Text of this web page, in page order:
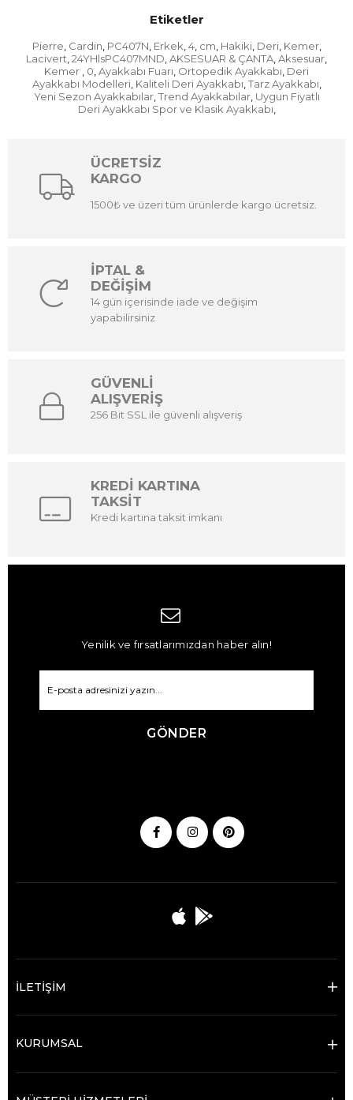
Etiketler
Pierre Cardin PC407N Erkek 4, cm Hakiki, Deri, Kemer,
Lacivert 24YHlsPC407MND AKSESUAR & ÇANTA Aksesuar
Kemer 0 Ayakkabı Fuarı Ortopedik Ayakkabı Deri
Ayakkabı Modelleri, Kaliteli Deri Ayakkabı Tarz Ayakkabı
Yeni Sezon Ayakkabılar, Trend Ayakkabılar, Uygun Fiyatlı
Deri Ayakkabı Spor ve Klasik Ayakkabı
ÜCRETSİZ
KARGO
1500₺ ve üzeri tüm ürünlerde kargo ücretsiz.
İPTAL &
DEĞİŞİM
14 gün içerisinde iade ve değişim
yapabilirsiniz
GÜVENLİ
ALIŞVERİŞ
256 Bit SSL ile güvenli alışveriş
KREDİ KARTINA
TAKSİT
Kredi kartına taksit imkanı
Yenilik ve fırsatlarımızdan haber alın!
GÖNDER
İLETİŞİM
KURUMSAL